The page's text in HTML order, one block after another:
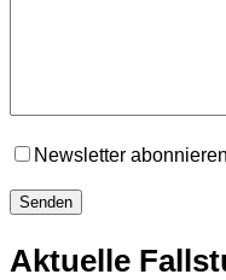
Newsletter abonnieren
Aktuelle